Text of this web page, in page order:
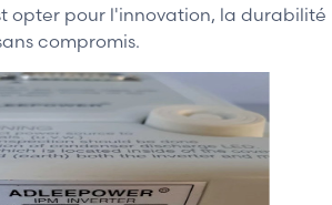
opter pour l'innovation, la durabilité
compromis.